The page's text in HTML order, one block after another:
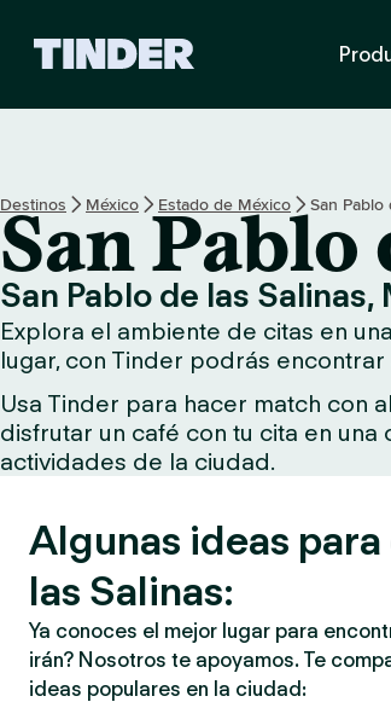
d
e
T
n
d
e
Destinos México Estado de México San Pablo
San Pablo
San Pablo de las Salinas,
Explora el ambiente de citas en
lugar, con Tinder podrás
Usa Tinder para hacer match con
disfrutar un café con tu cita en
actividades de la ciudad.
Algunas ideas
las Salinas:
Ya conoces el mejor lugar para
irán? Nosotros te apoyamos. Te
ideas populares en la ciudad: